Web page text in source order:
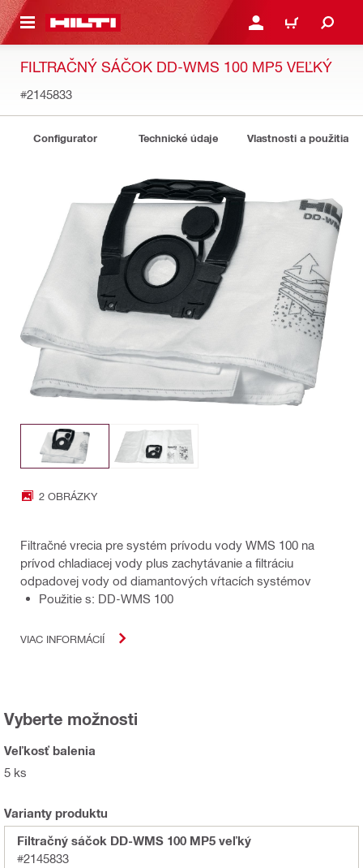
HLAVNÝ OBSAH PRIHLÁSIŤ ALEBO
KOŠÍK
FILTRAČNÝ SÁČOK DD-WMS 100 MP5 VEĽKÝ
#2145833
Configurator Technické údaje Vlastnosti a použitia
2 OBRÁZKY
Filtračné vrecia pre systém prívodu vody WMS 100 na
prívod chladiacej vody plus zachytávanie a filtráciu
odpadovej vody od diamantových vŕtacích systémov
Použitie s: DD-WMS 100
VIAC INFORMÁCIÍ
Vyberte možnosti
Veľkosť balenia
5 ks
Varianty produktu
Filtračný sáčok DD-WMS 100 MP5 veľký
#2145833